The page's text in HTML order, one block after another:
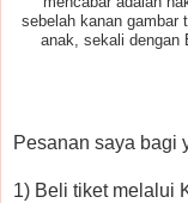
sebelah kanan gambar
anak, sekali dengan
Pesanan saya bagi
1) Beli tiket melalui